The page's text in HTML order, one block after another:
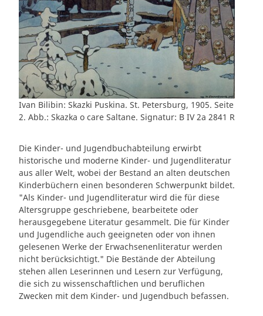
Ivan Bilibin: Skazki Puskina. St. Petersburg, 1905. Seite
2. Abb.: Skazka o care Saltane. Signatur: B IV 2a 2841 R
Die Kinder- und Jugendbuchabteilung erwirbt
historische und moderne Kinder- und Jugendliteratur
aus aller Welt, wobei der Bestand an alten deutschen
Kinderbüchern einen besonderen Schwerpunkt bildet.
"Als Kinder- und Jugendliteratur wird die für diese
Altersgruppe geschriebene, bearbeitete oder
herausgegebene Literatur gesammelt. Die für Kinder
und Jugendliche auch geeigneten oder von ihnen
gelesenen Werke der Erwachsenenliteratur werden
nicht berücksichtigt." Die Bestände der Abteilung
stehen allen Leserinnen und Lesern zur Verfügung,
die sich zu wissenschaftlichen und beruflichen
Zwecken mit dem Kinder- und Jugendbuch befassen.